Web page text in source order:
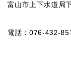
富山市上下水道局
電話：076-432-